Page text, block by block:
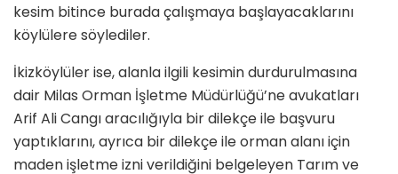
kesim bitince burada çalışmaya başlayacaklarını
köylülere söylediler.
İkizköylüler ise, alanla ilgili kesimin durdurulmasına
dair Milas Orman İşletme Müdürlüğü’ne avukatları
Arif Ali Cangı aracılığıyla bir dilekçe ile başvuru
yaptıklarını, ayrıca bir dilekçe ile orman alanı için
maden işletme izni verildiğini belgeleyen Tarım ve